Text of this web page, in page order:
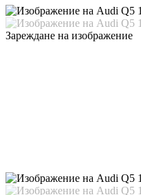
Зареждане на изображение